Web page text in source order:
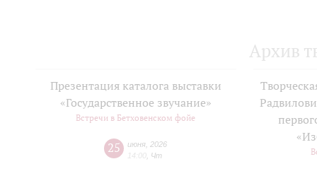
Архив
Презентация каталога выставки
«Государственное звучание»
Встречи в Бетховенском фойе
25 июня 2026
14:00 Чт